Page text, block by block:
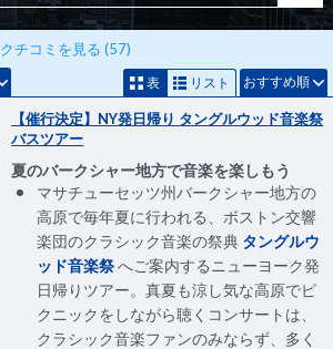
クチコミを見る (57)
表 リスト おすすめ順
【催行決定】NY発日帰り タングルウッド音楽祭
バスツアー
夏のバークシャー地方で音楽を楽しもう
マサチューセッツ州バークシャー地方の
高原で毎年夏に行われる、ボストン交響
楽団のクラシック音楽の祭典 タングルウ
ッド音楽祭へご案内するニューヨーク発
日帰りツアー。真夏も涼し気な高原でピ
クニックをしながら聴くコンサートは、
クラシック音楽ファンのみならず、多く